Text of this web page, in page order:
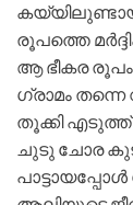
രൂപത്തെ
ആ ഭീകര
ഗ്രാമം
തൂക്കി
ചുടു ചോര